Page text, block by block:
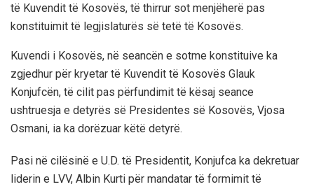
të Kuvendit të Kosovës, të thirrur sot menjëherë pas
konstituimit të legjislaturës së tetë të Kosovës.
Kuvendi i Kosovës, në seancën e sotme konstituive ka
zgjedhur për kryetar të Kuvendit të Kosovës Glauk
Konjufcën, të cilit pas përfundimit të kësaj seance
ushtruesja e detyrës së Presidentes së Kosovës, Vjosa
Osmani, ia ka dorëzuar këtë detyrë.
Pasi në cilësinë e U.D. të Presidentit, Konjufca ka dekretuar
liderin e LVV, Albin Kurti për mandatar të formimit të